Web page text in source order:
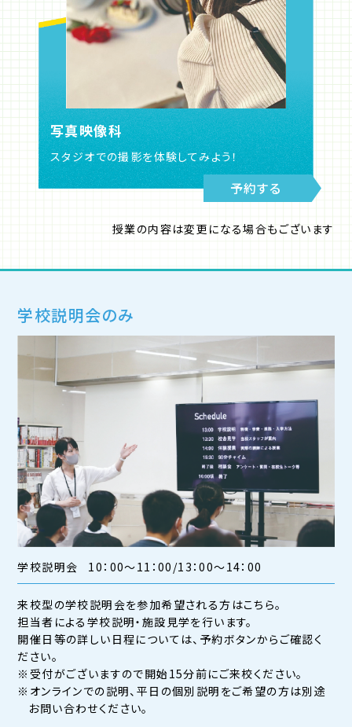
写真映像科
スタジオでの撮影を体験してみよう！
予約する
授業の内容は変更になる場合もございます
学校説明会のみ
学校説明会 10：00～11：00/13：00～14：00
来校型の学校説明会を参加希望される方はこちら。
担当者による学校説明・施設見学を行います。
開催日等の詳しい日程については、予約ボタンからご確認く
ださい。
※受付がございますので開始15分前にご来校ください。
※オンラインでの説明、平日の個別説明をご希望の方は別途
お問い合わせください。